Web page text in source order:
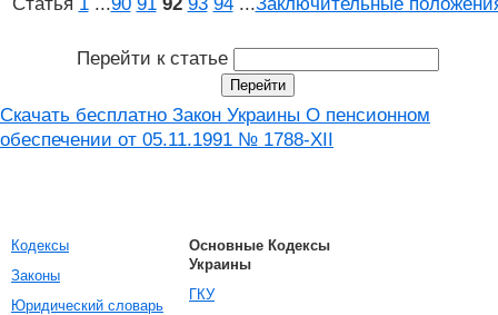
Перейти к статье
Скачать бесплатно Закон Украины О пенсионном
обеспечении от 05.11.1991 № 1788-XII
Кодексы
Законы
Юридический словарь
Основные Кодексы
Украины
ГКУ